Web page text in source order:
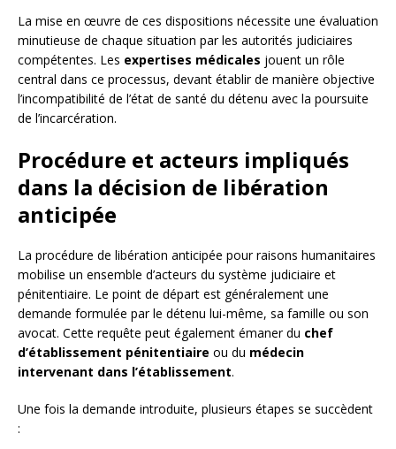
La mise en œuvre de ces dispositions nécessite une évaluation
minutieuse de chaque situation par les autorités judiciaires
compétentes. Les expertises médicales jouent un rôle
central dans ce processus, devant établir de manière objective
l’incompatibilité de l’état de santé du détenu avec la poursuite
de l’incarcération.
Procédure et acteurs impliqués
dans la décision de libération
anticipée
La procédure de libération anticipée pour raisons humanitaires
mobilise un ensemble d’acteurs du système judiciaire et
pénitentiaire. Le point de départ est généralement une
demande formulée par le détenu lui-même, sa famille ou son
avocat. Cette requête peut également émaner du chef
d’établissement pénitentiaire ou du médecin
intervenant dans l’établissement.
Une fois la demande introduite, plusieurs étapes se succèdent
: